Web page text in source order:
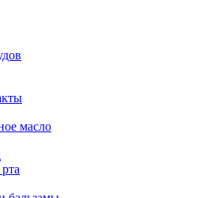
масло